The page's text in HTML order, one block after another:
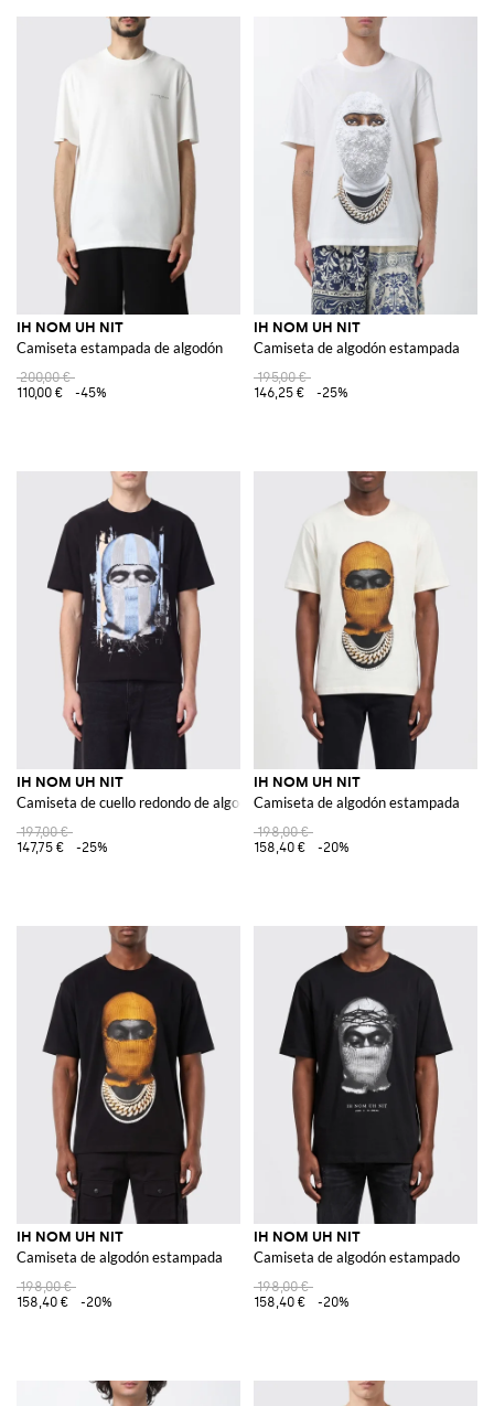
IH NOM UH NIT
Camiseta estampada de algodón
200,00 €
110,00 €
-45%
IH NOM UH NIT
Camiseta de algodón estampada
195,00 €
146,25 €
-25%
IH NOM UH NIT
Camiseta de cuello redondo de algodón con estampado gráfico y eslogan
197,00 €
147,75 €
-25%
IH NOM UH NIT
Camiseta de algodón estampada
198,00 €
158,40 €
-20%
IH NOM UH NIT
Camiseta de algodón estampada
198,00 €
158,40 €
-20%
IH NOM UH NIT
Camiseta de algodón estampado
198,00 €
158,40 €
-20%